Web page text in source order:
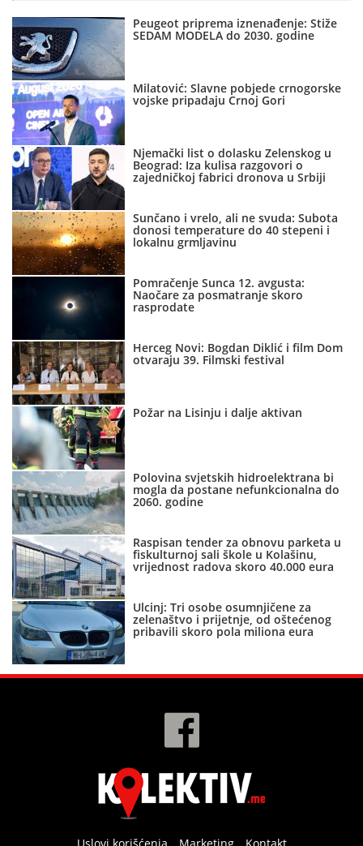
Peugeot priprema iznenađenje: Stiže
SEDAM MODELA do 2030. godine
Milatović: Slavne pobjede crnogorske
vojske pripadaju Crnoj Gori
Njemački list o dolasku Zelenskog u
Beograd: Iza kulisa razgovori o
zajedničkoj fabrici dronova u Srbiji
Sunčano i vrelo, ali ne svuda: Subota
donosi temperature do 40 stepeni i
lokalnu grmljavinu
Pomračenje Sunca 12. avgusta:
Naočare za posmatranje skoro
rasprodate
Herceg Novi: Bogdan Diklić i film Dom
otvaraju 39. Filmski festival
Požar na Lisinju i dalje aktivan
Polovina svjetskih hidroelektrana bi
mogla da postane nefunkcionalna do
2060. godine
Raspisan tender za obnovu parketa u
fiskulturnoj sali škole u Kolašinu,
vrijednost radova skoro 40.000 eura
Ulcinj: Tri osobe osumnjičene za
zelenaštvo i prijetnje, od oštećenog
pribavili skoro pola miliona eura